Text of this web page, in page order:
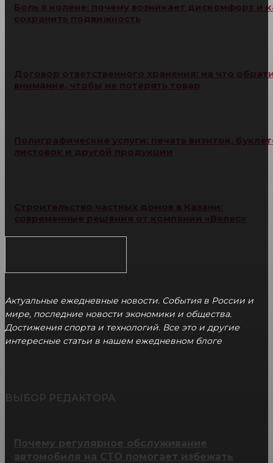
Боль в колене: почему возникает дискомфорт и
сохранить подвижность
Договор ответственного хранения: на что
внимание, чтобы не потерять товар
Полиграфические услуги: печать визиток,
листовок и другой продукции
Строительство частных домов в Казани:
современные решения от компании «Велес»
Актуальные ежедневные новости. События в России и
мире, последние новости экономики и общества.
Достижения спорта и технологий. Все это и другие
интересные статьи в нашем ежедневном блоге
ВЫБОР РЕДАКТОРА
Почему регулярное обслуживание
автомобиля на СТО помогает избежать